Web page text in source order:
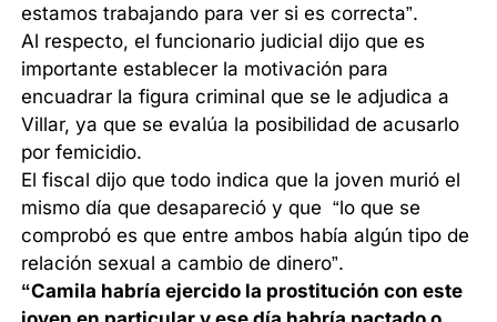
estamos trabajando para ver si es correcta”.
Al respecto, el funcionario judicial dijo que es
importante establecer la motivación para
encuadrar la figura criminal que se le adjudica a
Villar, ya que se evalúa la posibilidad de acusarlo
por femicidio.
El fiscal dijo que todo indica que la joven murió el
mismo día que desapareció y que “lo que se
comprobó es que entre ambos había algún tipo de
relación sexual a cambio de dinero”.
“Camila habría ejercido la prostitución con este